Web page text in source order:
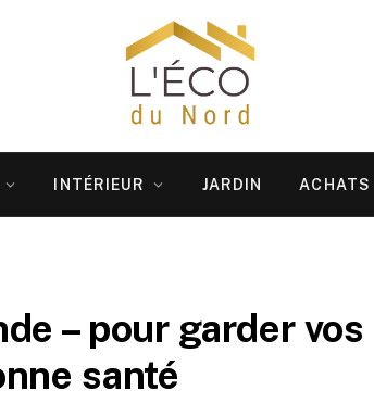
INTÉRIEUR JARDIN ACHATS
– pour garder vos
santé